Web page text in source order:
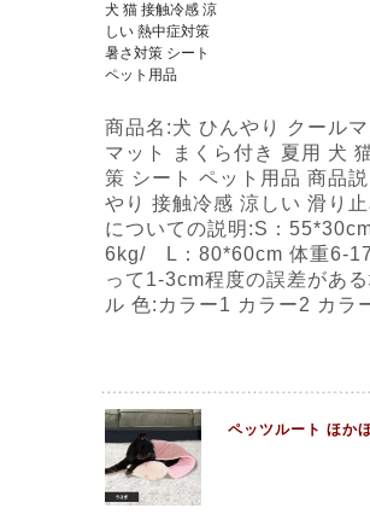
商品名:犬 ひんやり クール
マット まくら付き 夏用 犬
策 シート ペット用品 商品
やり 接触冷感 涼しい 滑り
についての説明:S：
6kg/ L：80*60cm 体重6-
って1-3cm程度の誤差があ
ル 色:カラー1 カラー2 カラ
ペッツルート ほか